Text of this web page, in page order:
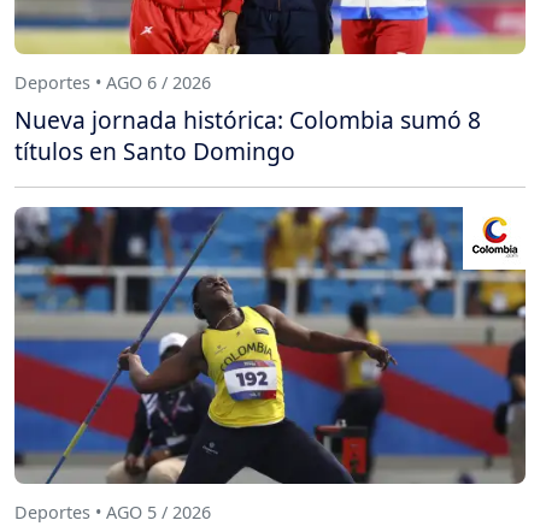
Deportes • AGO 6 / 2026
Nueva jornada histórica: Colombia sumó 8
títulos en Santo Domingo
Deportes • AGO 5 / 2026